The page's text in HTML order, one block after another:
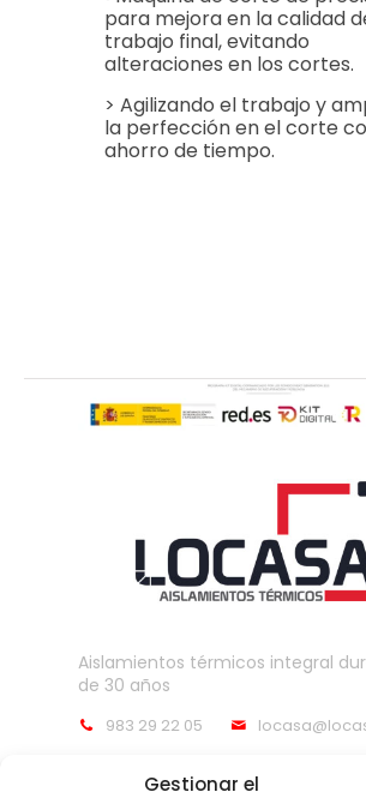
Gestionar el
para mejora en la calidad
trabajo final, evitando
alteraciones en los cortes.
> Agilizando el trabajo y
la perfección en el corte
ahorro de tiempo.
Aislamientos térmicos integral
de 30 años
983 29 22 05